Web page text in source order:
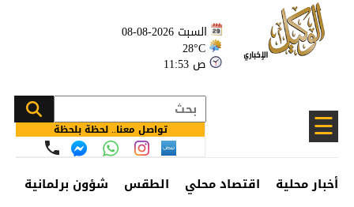
السبت 2026-08-08
28°C
11:53 ص
☰ تواصل معنا.. لحظة بلحظة
أخبار محلية اقتصاد محلي الطقس شؤون برلمانية